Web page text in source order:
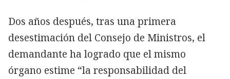
Dos años después, tras una primera
desestimación del Consejo de Ministros, el
demandante ha logrado que el mismo
órgano estime “la responsabilidad del